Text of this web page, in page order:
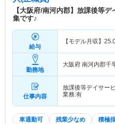
【大阪府/南河内郡】放課後等
集です♪
給与
【モデル月収】
勤務地
大阪府 南河内郡千
仕事内容
放課後等デイサー
業務:有
車通勤可 残業少なめ 積極